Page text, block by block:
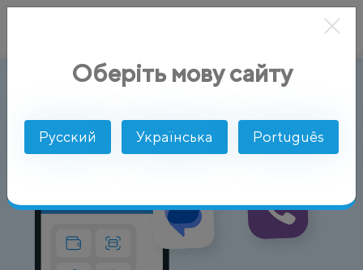
Отрасли
Оберіть мову сайту
Русский Українська Português